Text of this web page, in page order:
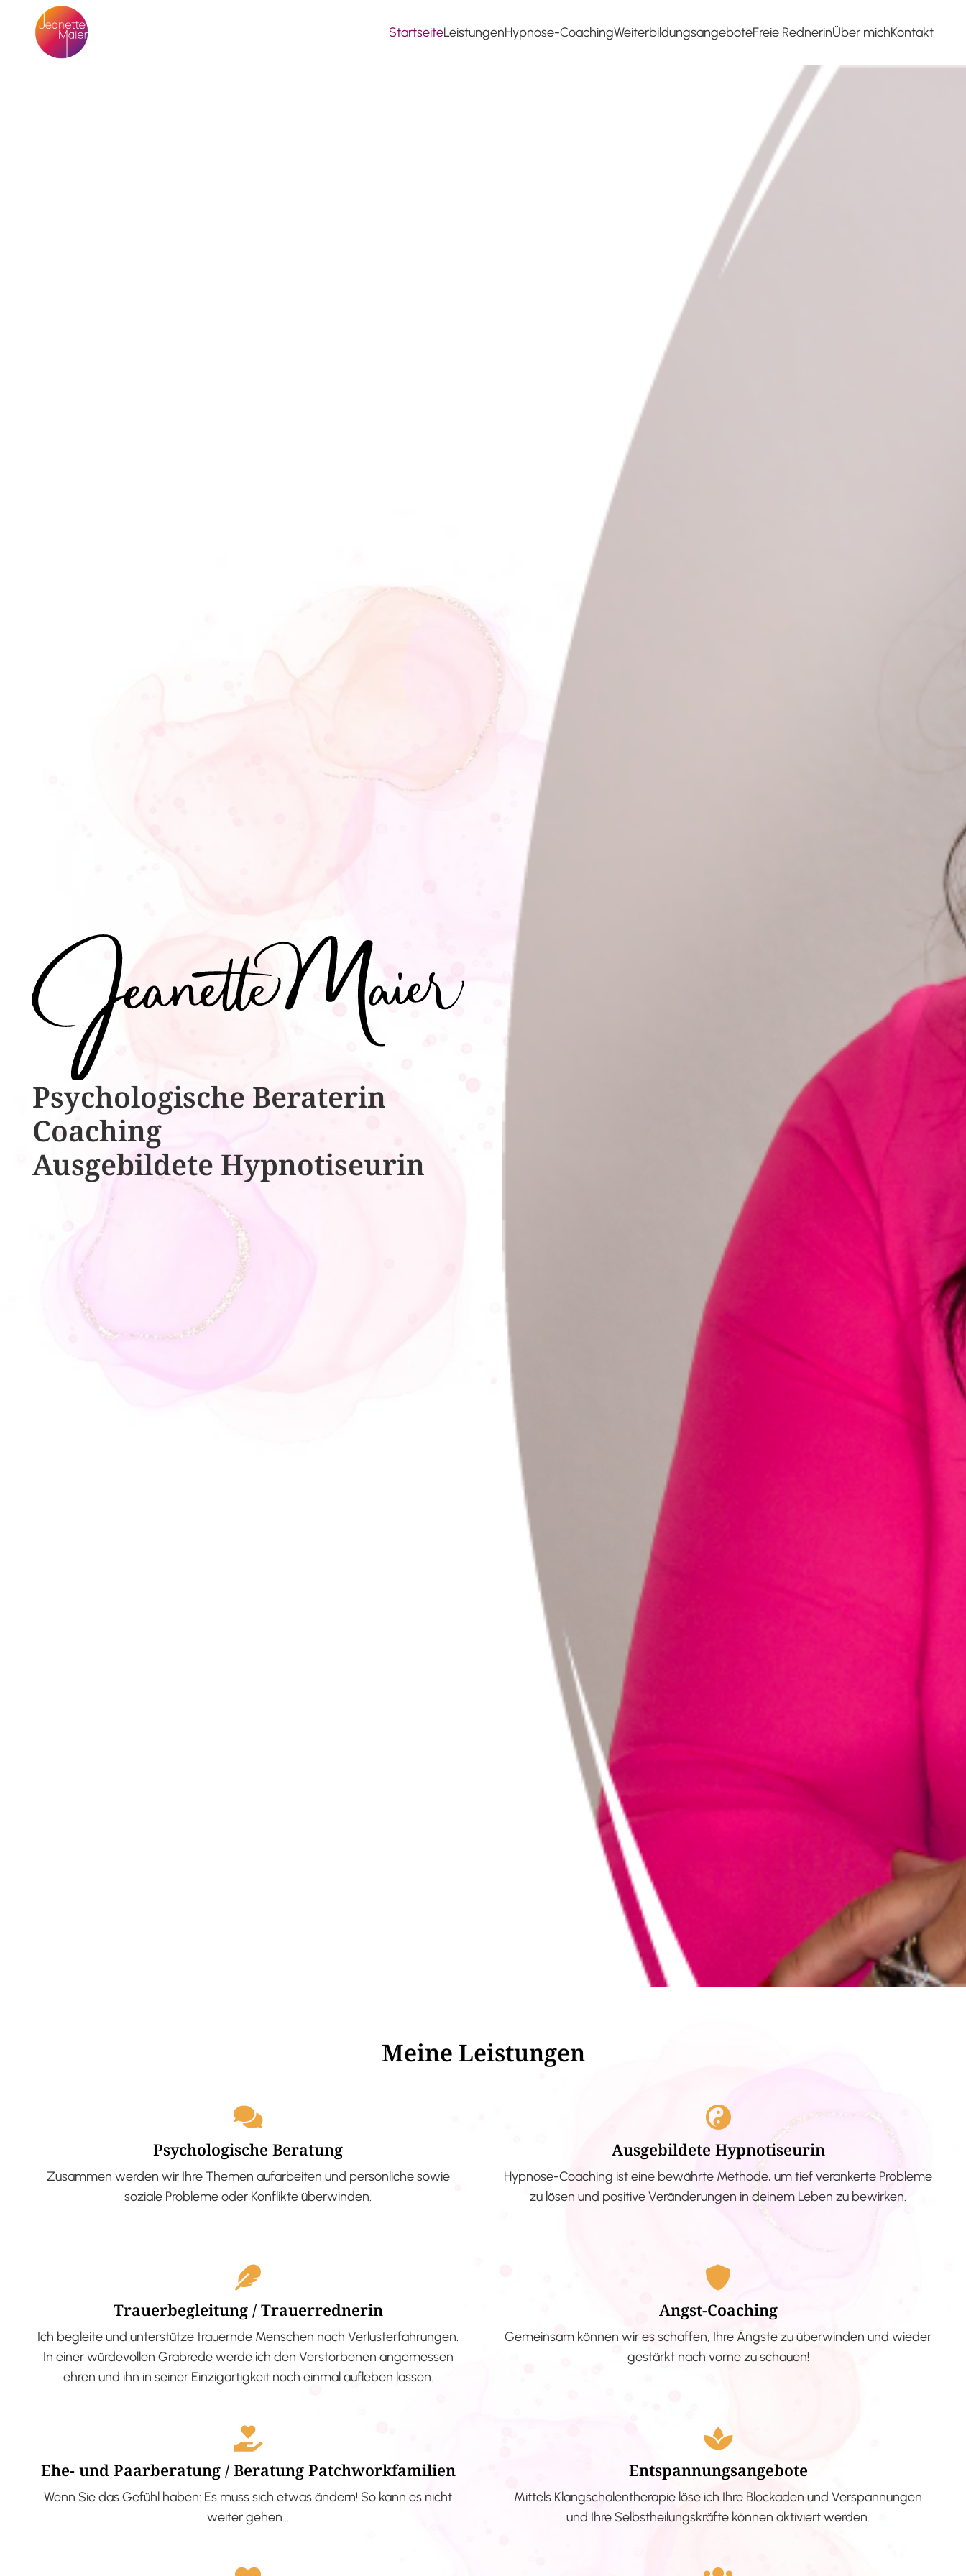
StartseiteLeistungenHypnose-CoachingWeiterbildungsangeboteFreie RednerinÜber michKontakt
Psychologische ​​Beraterin
Coaching
Ausgebildete​ ​Hypnotiseurin
Meine Leistungen
Psychologische Beratung
Zusammen werden wir Ihre Themen aufarbeiten und persönliche sowie
soziale Probleme oder Konflikte überwinden.
Ausgebildete Hypnotiseurin
Hypnose-Coaching ist eine bewährte Methode, um tief verankerte Probleme
zu lösen und positive Veränderungen in deinem Leben zu bewirken.
Trauerbegleitung / Trauerrednerin
Ich begleite und unterstütze trauernde Menschen nach Verlusterfahrungen.
In einer würdevollen Grabrede werde ich den Verstorbenen angemessen
ehren und ihn in seiner Einzigartigkeit noch einmal aufleben lassen.
Angst-Coaching
Gemeinsam können wir es schaffen, Ihre Ängste zu überwinden und wieder
gestärkt nach vorne zu schauen!
Ehe- und Paarberatung / Beratung Patchworkfamilien
Wenn Sie das Gefühl haben: Es muss sich etwas ändern! So kann es nicht
weiter gehen…
Entspannungsangebote
Mittels Klangschalentherapie löse ich Ihre Blockaden und Verspannungen
und Ihre Selbstheilungskräfte können aktiviert werden.